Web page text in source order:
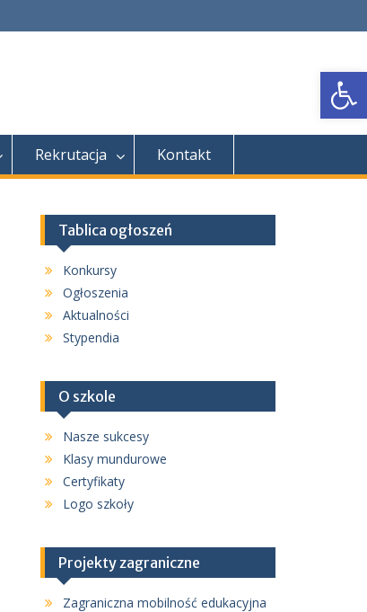
Rekrutacja Kontakt
Tablica ogłoszeń
Konkursy
Ogłoszenia
Aktualności
Stypendia
O szkole
Nasze sukcesy
Klasy mundurowe
Certyfikaty
Logo szkoły
Projekty zagraniczne
Zagraniczna mobilność edukacyjna